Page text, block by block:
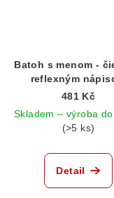
Batoh s menom -
reflexným
481 Kč
Skladem – výroba
(>5 ks)
Detail